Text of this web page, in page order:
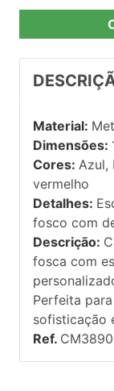
Material:
Dimensões:
Cores: Azul,
vermelho
Detalhes:
fosco com
Descrição:
fosca com
Perfeita
sofisticação
Ref.